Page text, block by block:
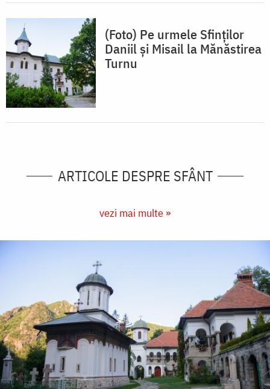
(Foto) Pe urmele Sfinților
Daniil și Misail la Mănăstirea
Turnu
ARTICOLE DESPRE SFÂNT
vezi mai multe »